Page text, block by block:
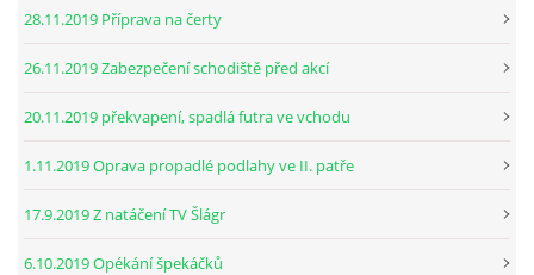
28.11.2019 Příprava na čerty
26.11.2019 Zabezpečení schodiště před akcí
20.11.2019 překvapení, spadlá futra ve vchodu
1.11.2019 Oprava propadlé podlahy ve II. patře
17.9.2019 Z natáčení TV Šlágr
6.10.2019 Opékání špekáčků